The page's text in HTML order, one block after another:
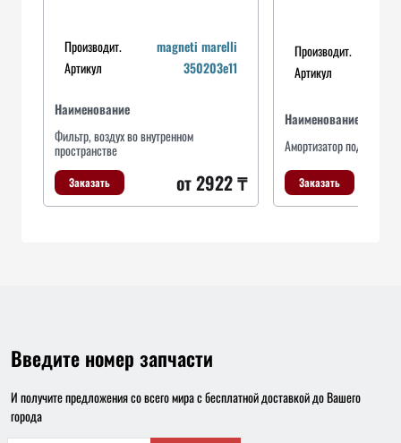
Производит.
magneti marelli
Артикул
350203e11
Наименование
Фильтр, воздух во внутренном
пространстве
Заказать от 2922 ₸
Производит.
Артикул
Наименование
Амортизатор подвески
Заказать
Введите номер запчасти
И получите предложения со всего мира с бесплатной доставкой до Вашего
города